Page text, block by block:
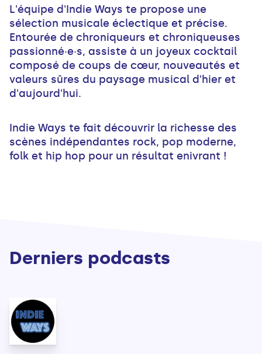
L'équipe d'Indie Ways te propose une
sélection musicale éclectique et précise.
Entourée de chroniqueurs et chroniqueuses
passionné·e·s, assiste à un joyeux cocktail
composé de coups de cœur, nouveautés et
valeurs sûres du paysage musical d'hier et
d'aujourd'hui.
Indie Ways te fait découvrir la richesse des
scènes indépendantes rock, pop moderne,
folk et hip hop pour un résultat enivrant !
Derniers podcasts